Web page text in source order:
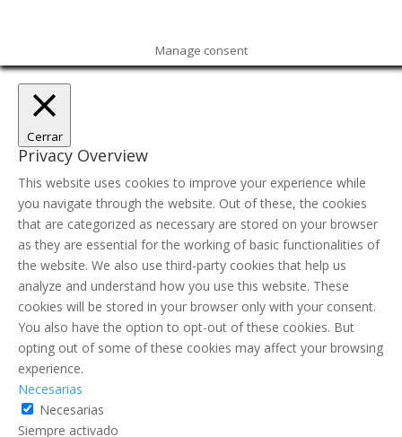
Manage consent
Cerrar
Privacy Overview
This website uses cookies to improve your experience while
you navigate through the website. Out of these, the cookies
that are categorized as necessary are stored on your browser
as they are essential for the working of basic functionalities of
the website. We also use third-party cookies that help us
analyze and understand how you use this website. These
cookies will be stored in your browser only with your consent.
You also have the option to opt-out of these cookies. But
opting out of some of these cookies may affect your browsing
experience.
Necesarias
Necesarias
Siempre activado